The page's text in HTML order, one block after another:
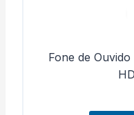
Fone de